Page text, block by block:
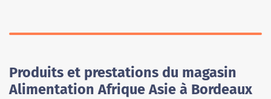
Produits et prestations du magasin
Alimentation Afrique Asie à Bordeaux